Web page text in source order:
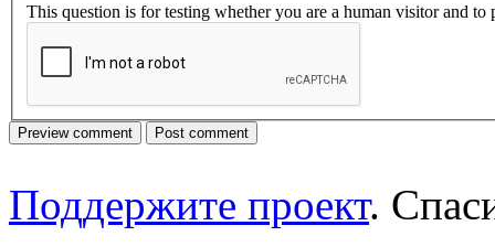
This question is for testing whether you are a human visitor and to
Поддержите проект.